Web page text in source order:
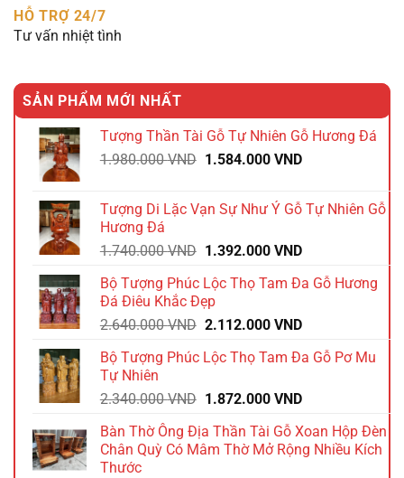
HỖ TRỢ 24/7
Tư vấn nhiệt tình
SẢN PHẨM MỚI NHẤT
Tượng Thần Tài Gỗ Tự Nhiên Gỗ Hương Đá
1.980.000VND Giá
1.980.000 VND.
1.584.000 VNDGiá
là:
Tượng Di Lặc Vạn Sự Như Ý Gỗ Tự Nhiên Gỗ
Hương Đá
1.740.000VND Giá
là:
1.740.000 VND.
1.392.000 VNDGiá
tại
1.392.000 VND.
Bộ Tượng Phúc Lộc Thọ Tam Đa Gỗ Hương
Đá Điêu Khắc Đẹp
2.640.000VND Giá
là:
2.112.000 VNDGiá
tại
2.112.000 VND.
Bộ Tượng Phúc Lộc Thọ Tam Đa Gỗ Pơ Mu
Tự Nhiên
2.340.000VND Giá
là:
2.340.000 VND.
1.872.000 VNDGiá
tại
là:
Bàn Thờ Ông Địa Thần Tài Gỗ Xoan Hộp Đèn
Chân Quỳ Có Mâm Thờ Mở Rộng Nhiều Kích
Thước